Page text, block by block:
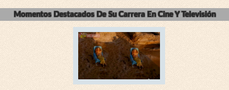
Momentos Destacados De Su Carrera En Cine Y Televisión